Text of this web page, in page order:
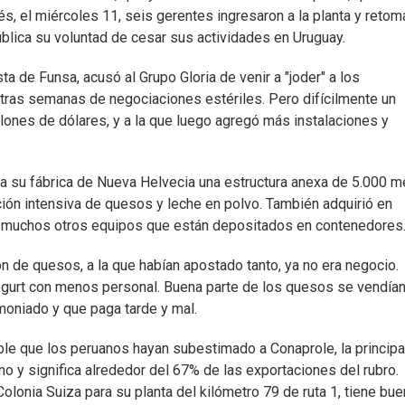
el miércoles 11, seis gerentes ingresaron a la planta y
su voluntad de cesar sus actividades en Uruguay.
de Funsa, acusó al Grupo Gloria de venir a "joder" a los
semanas de negociaciones estériles. Pero difícilmente un
de dólares, y a la que luego agregó más instalaciones y
su fábrica de Nueva Helvecia una estructura anexa de 5.000
intensiva de quesos y leche en polvo. También adquirió en
otros equipos que están depositados en contenedores.
quesos, a la que habían apostado tanto, ya no era negocio.
con menos personal. Buena parte de los quesos se
y que paga tarde y mal.
que los peruanos hayan subestimado a Conaprole, la principal
y significa alrededor del 67% de las exportaciones del rubro.
Suiza para su planta del kilómetro 79 de ruta 1, tiene